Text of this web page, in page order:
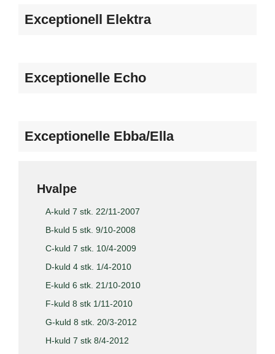
Exceptionell Elektra
Exceptionelle Echo
Exceptionelle Ebba/Ella
Hvalpe
A-kuld 7 stk. 22/11-2007
B-kuld 5 stk. 9/10-2008
C-kuld 7 stk. 10/4-2009
D-kuld 4 stk. 1/4-2010
E-kuld 6 stk. 21/10-2010
F-kuld 8 stk 1/11-2010
G-kuld 8 stk. 20/3-2012
H-kuld 7 stk 8/4-2012